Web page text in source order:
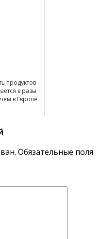
продуктов
в разы
в Европе
Обязательные поля